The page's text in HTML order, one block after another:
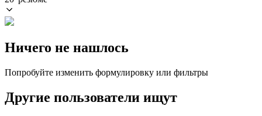
Ничего не нашлось
Попробуйте изменить формулировку или фильтры
Другие пользователи ищут